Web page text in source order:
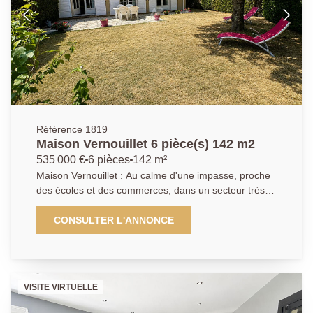
chambres très lumineuses ainsi qu'une salle de bain
avec WC. La chaudière a été remplacée il y a tout
juste 1 an À proximité : Écoles, gare des Clairières de
Verneuil, Base de Loisirs, Terrain de Pétanque, Centre
commercial du Maupas Ne manquez pas cette
opportunité rare ! Contactez-nous pour organiser une
visite et découvrir votre futur chez-vous !
Référence 1819
Maison Vernouillet 6 pièce(s) 142 m2
535 000 € 6 pièces 142 m²
Maison Vernouillet : Au calme d'une impasse, proche
des écoles et des commerces, dans un secteur très
recherché et FAMILIALE. Cette très belle maison
pleine de charme, vous offre une entrée cathédrale
avec placard de rangement, un double séjour très
trouver une suite parentale en rez-de-chaussée. WC.
À l'étage vous disposerez d'un grand palier, qui peut
vous servir de bureau, d'un espace de jeux pour les
CONSULTER L'ANNONCE
VISITE VIRTUELLE